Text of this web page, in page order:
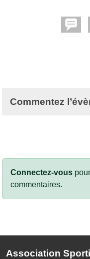
Commentez
Connectez-vous
commentaires.
Association